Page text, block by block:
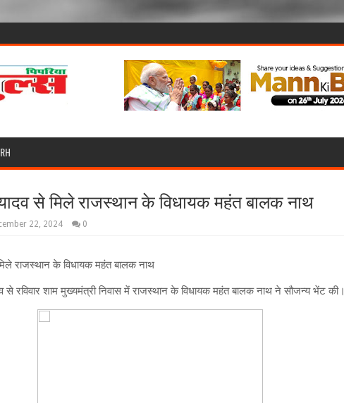
से मिले राजस्थान के विधायक महंत बालक नाथ
22, 2024 0
राजस्थान के विधायक महंत बालक नाथ
से रविवार शाम मुख्यमंत्री निवास में राजस्थान के विधायक महंत बालक नाथ ने सौजन्य भेंट की।